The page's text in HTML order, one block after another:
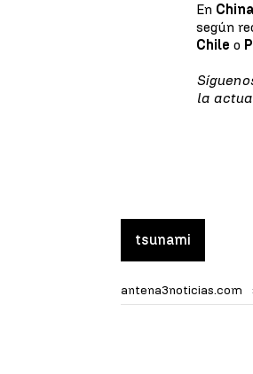
En
según
Chile o
la
tsunami
antena3noticias.com